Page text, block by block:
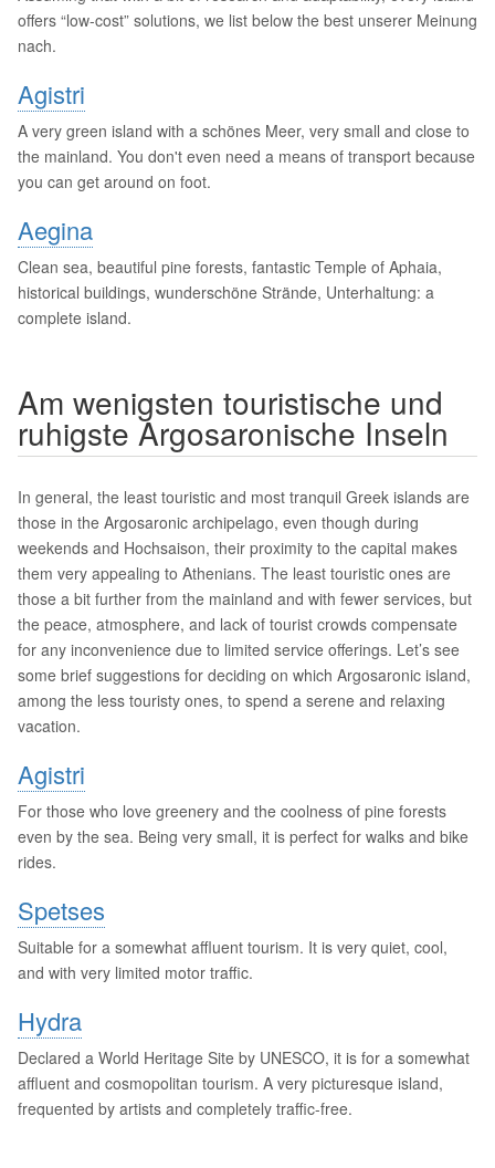
offers “low-cost” solutions, we list below the best unserer Meinung
nach.
Agistri
A very green island with a schönes Meer, very small and close to
the mainland. You don't even need a means of transport because
you can get around on foot.
Aegina
Clean sea, beautiful pine forests, fantastic Temple of Aphaia,
historical buildings, wunderschöne Strände, Unterhaltung: a
complete island.
Am wenigsten touristische und
ruhigste Argosaronische Inseln
In general, the least touristic and most tranquil Greek islands are
those in the Argosaronic archipelago, even though during
weekends and Hochsaison, their proximity to the capital makes
them very appealing to Athenians. The least touristic ones are
those a bit further from the mainland and with fewer services, but
the peace, atmosphere, and lack of tourist crowds compensate
for any inconvenience due to limited service offerings. Let’s see
some brief suggestions for deciding on which Argosaronic island,
among the less touristy ones, to spend a serene and relaxing
vacation.
Agistri
For those who love greenery and the coolness of pine forests
even by the sea. Being very small, it is perfect for walks and bike
rides.
Spetses
Suitable for a somewhat affluent tourism. It is very quiet, cool,
and with very limited motor traffic.
Hydra
Declared a World Heritage Site by UNESCO, it is for a somewhat
affluent and cosmopolitan tourism. A very picturesque island,
frequented by artists and completely traffic-free.